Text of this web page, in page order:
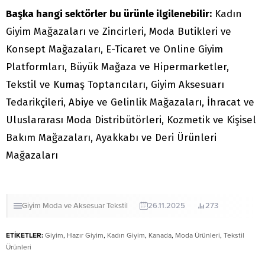
Başka hangi sektörler bu ürünle ilgilenebilir: Kadın
Giyim Mağazaları ve Zincirleri, Moda Butikleri ve
Konsept Mağazaları, E-Ticaret ve Online Giyim
Platformları, Büyük Mağaza ve Hipermarketler,
Tekstil ve Kumaş Toptancıları, Giyim Aksesuarı
Tedarikçileri, Abiye ve Gelinlik Mağazaları, İhracat ve
Uluslararası Moda Distribütörleri, Kozmetik ve Kişisel
Bakım Mağazaları, Ayakkabı ve Deri Ürünleri
Mağazaları
Giyim Moda ve AksesuarTekstil 26.11.2025 273
ETİKETLER: Giyim, Hazır Giyim, Kadın Giyim, Kanada, Moda Ürünleri, Tekstil
Ürünleri